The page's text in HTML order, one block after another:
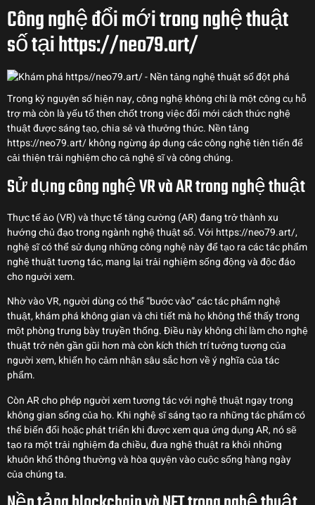
Công nghệ đổi mới trong nghệ thuật
số tại https://neo79.art/
Trong kỷ nguyên số hiện nay, công nghệ không chỉ là một công cụ hỗ
trợ mà còn là yếu tố then chốt trong việc đổi mới cách thức nghệ
thuật được sáng tạo, chia sẻ và thưởng thức. Nền tảng
https://neo79.art/ không ngừng áp dụng các công nghệ tiên tiến để
cải thiện trải nghiệm cho cả nghệ sĩ và công chúng.
Sử dụng công nghệ VR và AR trong nghệ thuật
Thực tế ảo (VR) và thực tế tăng cường (AR) đang trở thành xu
hướng chủ đạo trong ngành nghệ thuật số. Với https://neo79.art/,
nghệ sĩ có thể sử dụng những công nghệ này để tạo ra các tác phẩm
nghệ thuật tương tác, mang lại trải nghiệm sống động và độc đáo
cho người xem.
Nhờ vào VR, người dùng có thể “bước vào” các tác phẩm nghệ
thuật, khám phá không gian và chi tiết mà họ không thể thấy trong
một phòng trưng bày truyền thống. Điều này không chỉ làm cho nghệ
thuật trở nên gần gũi hơn mà còn kích thích trí tưởng tượng của
người xem, khiến họ cảm nhận sâu sắc hơn về ý nghĩa của tác
phẩm.
Còn AR cho phép người xem tương tác với nghệ thuật ngay trong
không gian sống của họ. Khi nghệ sĩ sáng tạo ra những tác phẩm có
thể biến đổi hoặc phát triển khi được xem qua ứng dụng AR, nó sẽ
tạo ra một trải nghiệm đa chiều, đưa nghệ thuật ra khỏi những
khuôn khổ thông thường và hòa quyện vào cuộc sống hàng ngày
của chúng ta.